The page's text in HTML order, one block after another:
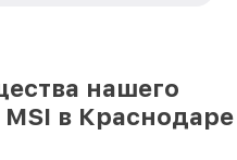
нашего
в Краснодаре